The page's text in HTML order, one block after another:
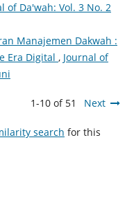
of Da'wah: Vol. 3 No. 2
Manajemen Dakwah :
Era Digital , Journal of
1-10 of 51 Next
search for this